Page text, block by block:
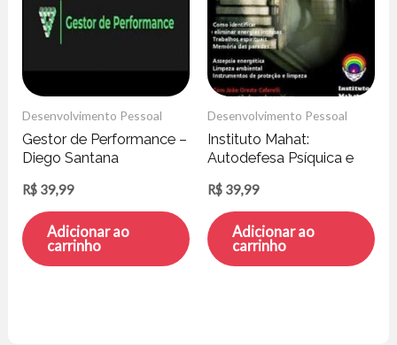
Desenvolvimento Pessoal
Gestor de Performance –
Diego Santana
R$ 39,99
Adicionar ao
carrinho
Desenvolvimento Pessoal
Instituto Mahat:
Autodefesa Psíquica e
Cafarelli
R$ 39,99
Adicionar ao
carrinho